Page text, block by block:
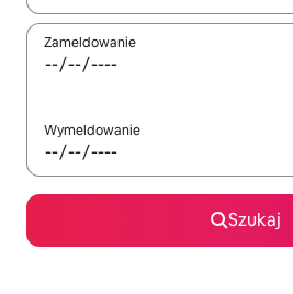
Zameldowanie
Wymeldowanie
Szukaj